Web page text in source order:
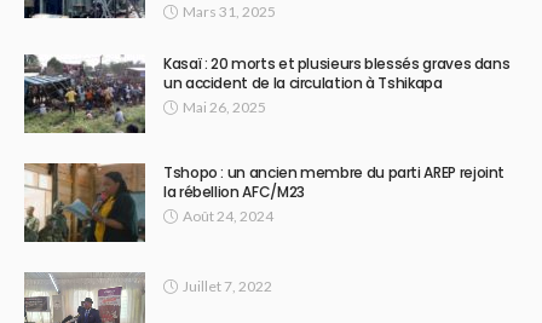
Mars 31, 2025
Kasaï : 20 morts et plusieurs blessés graves dans
un accident de la circulation à Tshikapa
Mai 26, 2025
Tshopo : un ancien membre du parti AREP rejoint
la rébellion AFC/M23
Août 24, 2024
Juillet 7, 2022